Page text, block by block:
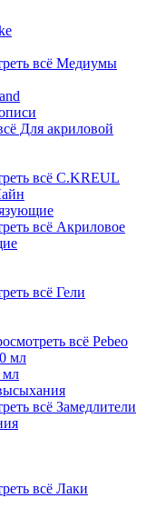
всё Медиумы
Для акриловой
всё C.KREUL
всё Акриловое
всё Гели
всё Pebeo
мл
мл
всё Замедлители
всё Лаки